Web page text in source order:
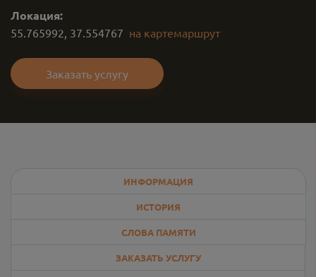
Локация:
55.765992, 37.554767 на картемаршрут
Заказать услугу
ИНФОРМАЦИЯ
ИСТОРИЯ
СЛОВА ПАМЯТИ
ЗАКАЗАТЬ УСЛУГУ